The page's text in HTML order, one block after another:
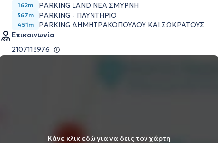
162m PARKING LAND ΝΕΑ ΣΜΥΡΝΗ
367m PARKING - ΠΛΥΝΤΗΡΙΟ
451m
PARKING ΔΗΜΗΤΡΑΚΟΠΟΥΛΟΥ ΚΑΙ ΣΩΚΡΑΤΟΥΣ
Επικοινωνία
2107113976
Κάνε κλικ εδώ για να δεις τον χάρτη